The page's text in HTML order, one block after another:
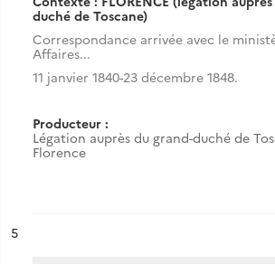
duché de Toscane)
Correspondance arrivée avec le
Affaires...
11 janvier 1840-23 décembre 1848.
Producteur :
Légation auprès du grand-duché de
Florence
n°
5